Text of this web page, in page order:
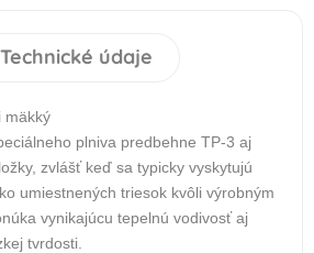
Technické údaje
mäkký
plniva predbehne TP-3 aj
zvlášť keď sa typicky vyskytujú
umiestnených triesok kvôli výrobným
vynikajúcu tepelnú vodivosť aj
tvrdosti.